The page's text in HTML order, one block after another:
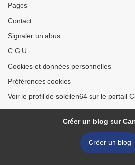
Pages
Contact
Signaler un abus
C.G.U.
Cookies et données personnelles
Préférences cookies
Voir le profil de soleilen64 sur le portail
Créer un blog sur
Créer un blog